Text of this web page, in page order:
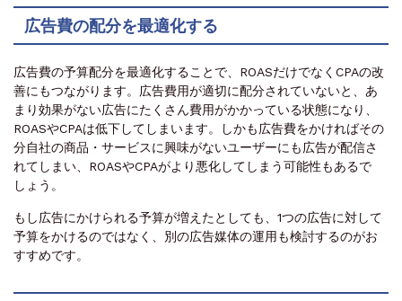
広告費の配分を最適化する
広告費の予算配分を最適化することで、ROASだけでなくCPAの改
善にもつながります。広告費用が適切に配分されていないと、あ
まり効果がない広告にたくさん費用がかかっている状態になり、
ROASやCPAは低下してしまいます。しかも広告費をかければその
分自社の商品・サービスに興味がないユーザーにも広告が配信さ
れてしまい、ROASやCPAがより悪化してしまう可能性もあるで
しょう。
もし広告にかけられる予算が増えたとしても、1つの広告に対して
予算をかけるのではなく、別の広告媒体の運用も検討するのがお
すすめです。